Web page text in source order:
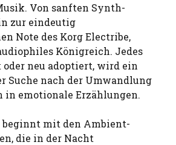
Von sanften Synth-
zur eindeutig
Note des Korg Electribe,
Königreich. Jedes
oder neu adoptiert, wird ein
Suche nach der Umwandlung
in emotionale Erzählungen.
beginnt mit den Ambient-
die in der Nacht